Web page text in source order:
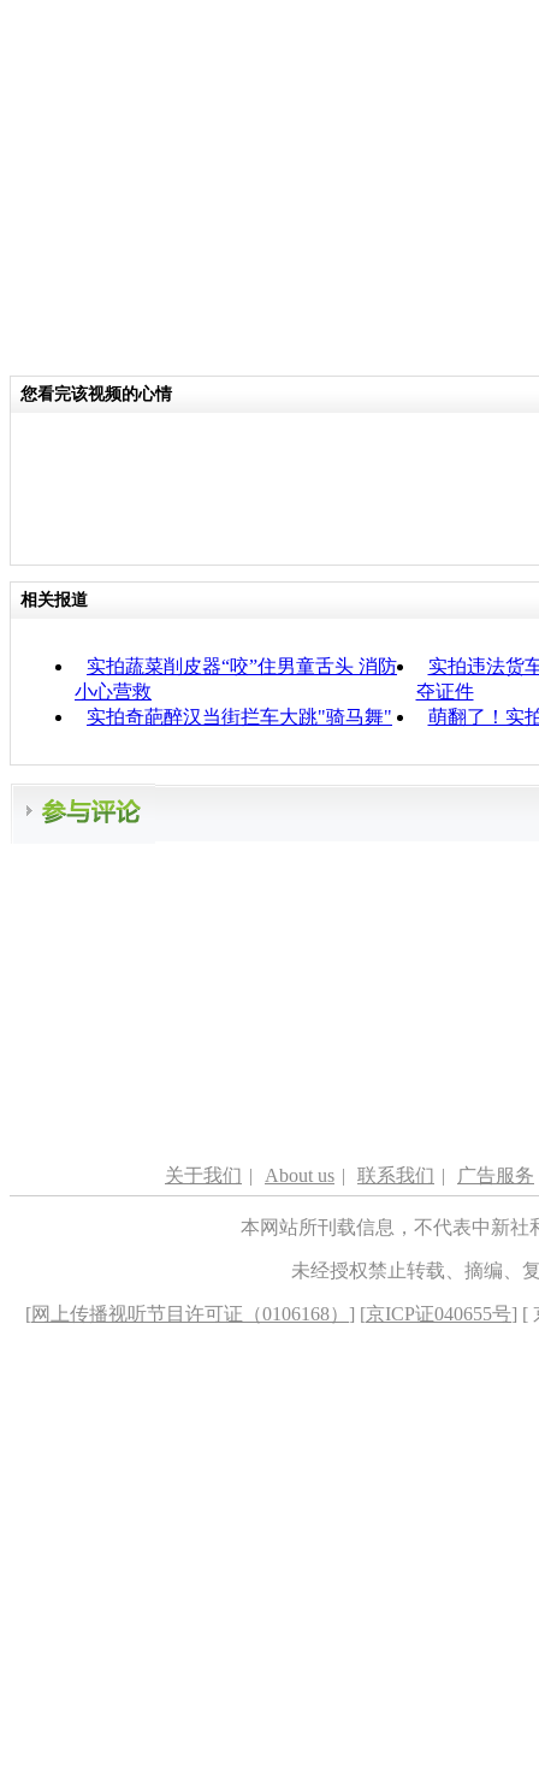
您看完该视频的心情
相关报道
实拍蔬菜削皮器“咬”住男童舌头 消防
小心营救
实拍违法货
夺证件
实拍奇葩醉汉当街拦车大跳"骑马舞"
萌翻了！实
关于我们 | About us | 联系我们 | 广告服务
本网站所刊载信息，不代表中新
未经授权禁止转载、摘编、
[网上传播视听节目许可证（0106168） ] [京ICP证040655号] [